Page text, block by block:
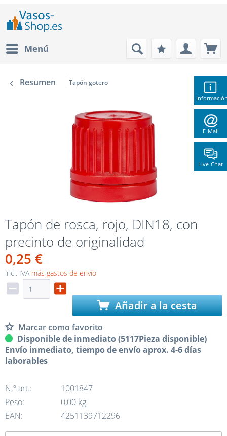
E-Mail
Live-Chat
Menú
Resumen Tapón gotero
Tapón de rosca, rojo, DIN18, con
precinto de originalidad
0,25 €
incl. IVA más gastos de envío
Añadir a la cesta
Marcar como favorito
Disponible de inmediato (5117Pieza disponible)
Envío inmediato, tiempo de envío aprox. 4-6 días
laborables
N.º art.:
1001847
Peso:
0,00 kg
EAN:
4251139712296